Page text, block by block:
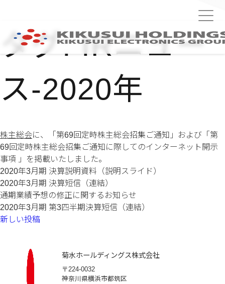
タグ:IRニュー
ス-2020年
株主総会に、「第69回定時株主総会招集ご通知」および「第
69回定時株主総会招集ご通知に際してのインターネット開示
事項 」を掲載いたしました。
2020年3月期 決算説明資料（説明スライド）
2020年3月期 決算短信（連結）
通期業績予想の修正に関するお知らせ
2020年3月期 第3四半期決算短信（連結）
投
新しい投稿
菊水ホールディングス株式会社
〒224-0032
神奈川県横浜市都筑区